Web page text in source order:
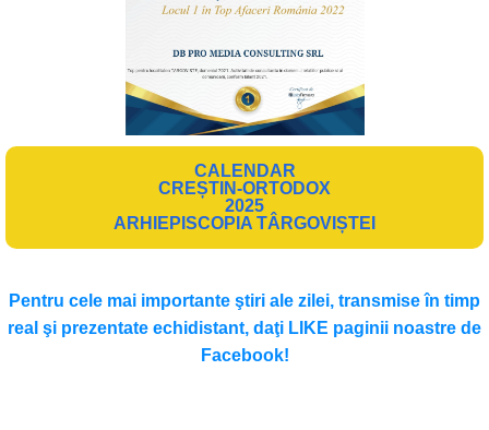
CALENDAR
CREȘTIN-ORTODOX
2025
ARHIEPISCOPIA TÂRGOVIȘTEI
Pentru cele mai importante ştiri ale zilei, transmise în timp
real şi prezentate echidistant, daţi LIKE paginii noastre de
Facebook!